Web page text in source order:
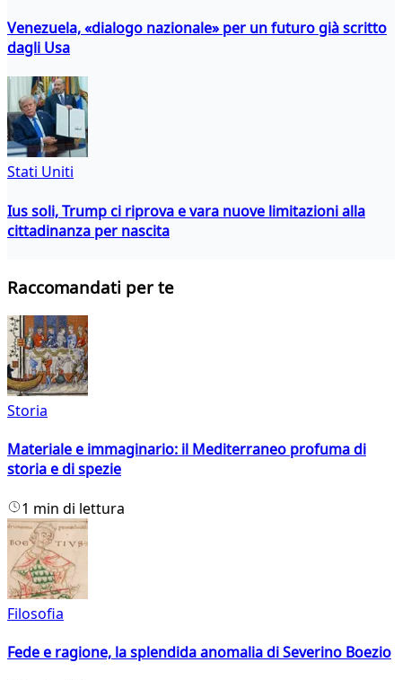
Venezuela, «dialogo nazionale» per un futuro già scritto
dagli Usa
Stati Uniti
Ius soli, Trump ci riprova e vara nuove limitazioni alla
cittadinanza per nascita
Raccomandati per te
Storia
Materiale e immaginario: il Mediterraneo profuma di
storia e di spezie
1 min di lettura
Filosofia
Fede e ragione, la splendida anomalia di Severino Boezio